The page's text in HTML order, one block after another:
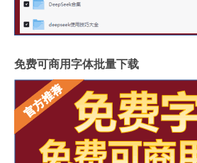
免费可商用字体批量下载